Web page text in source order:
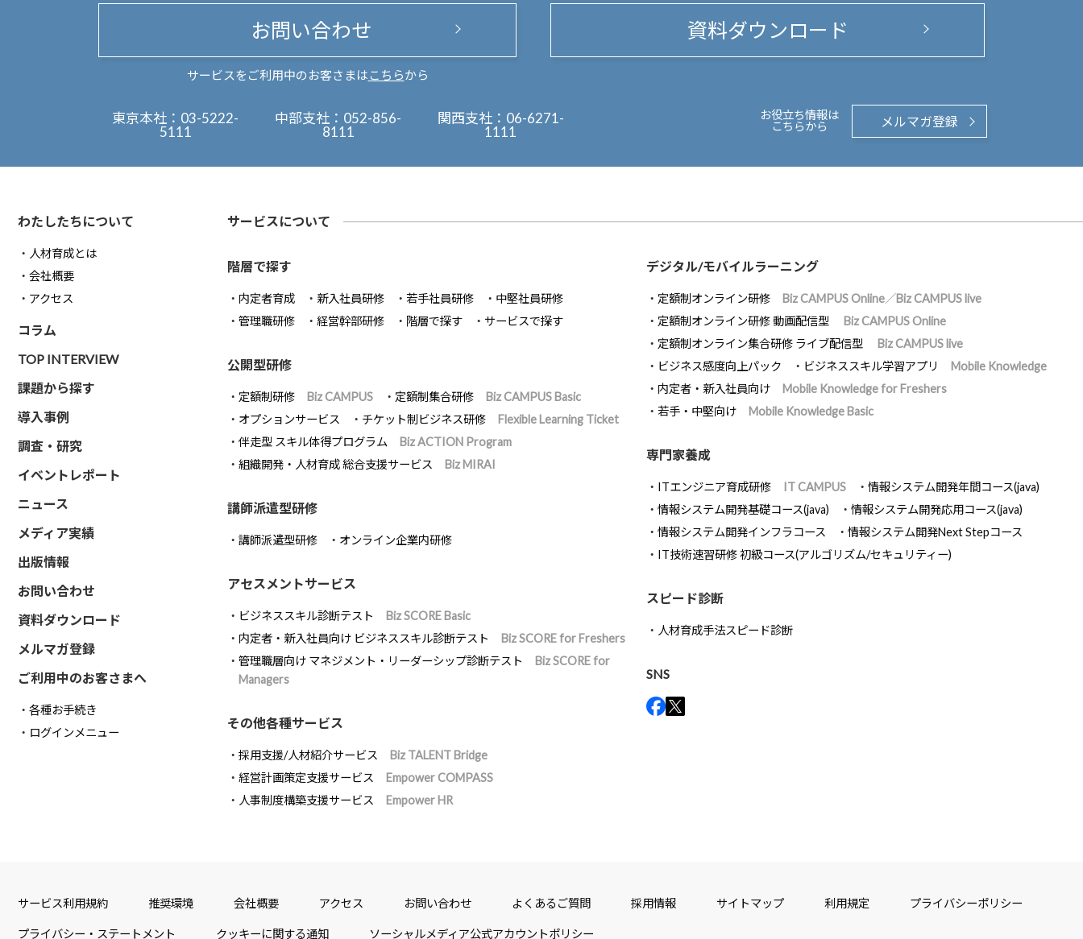
お問い合わせ
サービスをご利用中のお客さまは こちらから
資料ダウンロード
東京本社： 03-5222-
5111
中部支社： 052-856-
8111
関西支社： 06-6271-
1111
お役立ち情報は
こちらから
メルマガ登録
わたしたちについて
人材育成とは
会社概要
アクセス
コラム
TOP INTERVIEW
課題から探す
導入事例
調査・研究
イベントレポート
ニュース
メディア実績
出版情報
お問い合わせ
資料ダウンロード
メルマガ登録
ご利用中のお客さまへ
各種お手続き
ログインメニュー
サービスについて
階層で探す
内定者育成 新入社員研修 若手社員研修
中堅社員研修
管理職研修
経営幹部研修 階層で探す サービスで探す
公開型研修
定額制研修 Biz CAMPUS 定額制集合研修
Biz CAMPUS Basic
オプションサービス
チケット制ビジネス研修
Flexible Learning Ticket
伴走型 スキル体得プログラム
Biz ACTION Program
組織開発・人材育成 総合支援サービス
Biz MIRAI
講師派遣型研修
講師派遣型研修 オンライン企業内研修
アセスメントサービス
ビジネススキル診断テスト
Biz SCORE Basic
内定者・新入社員向け ビジネススキル診断テスト
Biz SCORE for Freshers
管理職層向け マネジメント・リーダーシップ診断テスト
Biz SCORE for
Managers
その他各種サービス
採用支援/人材紹介サービス
Biz TALENT Bridge
経営計画策定支援サービス
Empower COMPASS
人事制度構築支援サービス
Empower HR
デジタル/モバイルラーニング
定額制オンライン研修
Biz CAMPUS Online／Biz CAMPUS live
定額制オンライン研修 動画配信型
Biz CAMPUS Online
定額制オンライン集合研修 ライブ配信型
Biz CAMPUS live
ビジネス感度向上パック
ビジネススキル学習アプリ
Mobile Knowledge
内定者・新入社員向け
Mobile Knowledge for Freshers
若手・中堅向け
Mobile Knowledge Basic
専門家養成
ITエンジニア育成研修 IT CAMPUS
情報システム開発年間コース(java)
情報システム開発基礎コース(java)
情報システム開発応用コース(java)
情報システム開発インフラコース
情報システム開発Next Stepコース
IT技術速習研修 初級コース(アルゴリズム/セキュリティー)
スピード診断
人材育成手法スピード診断
SNS
サービス利用規約 推奨環境 会社概要 アクセス お問い合わせ よくあるご質問 採用情報 サイトマップ 利用規定 プライバシーポリシー
プライバシー・ステートメント クッキーに関する通知 ソーシャルメディア公式アカウントポリシー